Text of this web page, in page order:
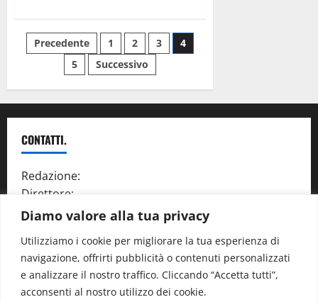
Diamo valore alla tua privacy
Utilizziamo i cookie per migliorare la tua esperienza di
navigazione, offrirti pubblicità o contenuti personalizzati
e analizzare il nostro traffico. Cliccando “Accetta tutti”,
acconsenti al nostro utilizzo dei cookie.
Precedente 1 2 3
4
5
Successivo
CONTATTI.
Redazione:
Direttore:
Info & Commerciale:info@www.martinasera.it
Home News Vivere la città EVENTI
Salute
Il Blog del Direttore
Contatti